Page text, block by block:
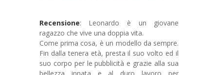
Recensione: Leonardo è un giovane
ragazzo che vive una doppia vita.
Come prima cosa, è un modello da sempre.
Fin dalla tenera età, presta il suo volto ed il
suo corpo per le pubblicità e grazie alla sua